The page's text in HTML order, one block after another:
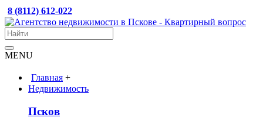
8 (8112) 612-022
MENU
Главная +
Недвижимость
Псков